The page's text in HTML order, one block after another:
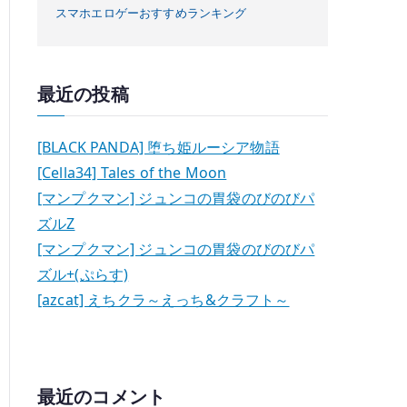
スマホエロゲーおすすめランキング
最近の投稿
[BLACK PANDA] 堕ち姫ルーシア物語
[Cella34] Tales of the Moon
[マンプクマン] ジュンコの胃袋のびのびパ
ズルZ
[マンプクマン] ジュンコの胃袋のびのびパ
ズル+(ぷらす)
[azcat] えちクラ～えっち&クラフト～
最近のコメント